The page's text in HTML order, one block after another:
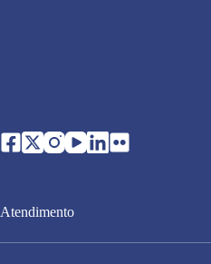
Atendimento